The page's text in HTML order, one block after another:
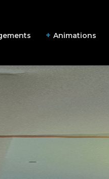
Animations